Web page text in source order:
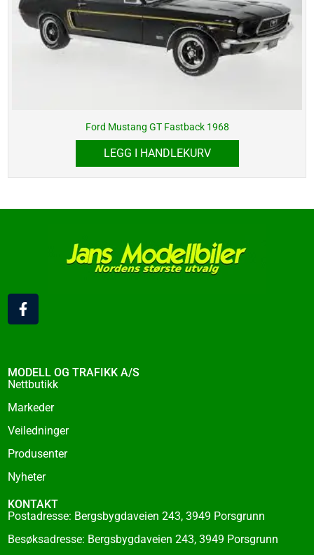
Ford Mustang GT Fastback 1968
LEGG I HANDLEKURV
F
a
c
o
o
-
f
MODELL OG TRAFIKK A/S
Nettbutikk
Markeder
Veiledninger
Produsenter
Nyheter
KONTAKT
Postadresse: Bergsbygdaveien 243, 3949 Porsgrunn
Besøksadresse: Bergsbygdaveien 243, 3949 Porsgrunn